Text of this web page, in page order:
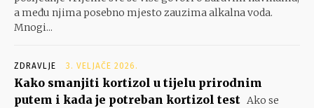
a među njima posebno mjesto zauzima alkalna voda.
Mnogi...
ZDRAVLJE 3. VELJAČE 2026.
Kako smanjiti kortizol u tijelu prirodnim
putem i kada je potreban kortizol test Ako se